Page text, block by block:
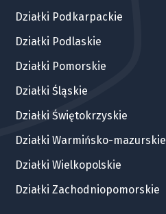
Działki Podkarpackie
Działki Podlaskie
Działki Pomorskie
Działki Śląskie
Działki Świętokrzyskie
Działki Warmińsko-mazurskie
Działki Wielkopolskie
Działki Zachodniopomorskie